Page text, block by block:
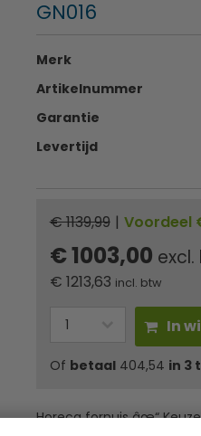
GN016
Merk
Artikelnummer
Garantie
Levertijd
€ 1139,99 | Voordeel
€ 1003,00
€ 1213,63 incl. btw
In
Of betaal404,54 in 3
Horeca fornuis âœ“